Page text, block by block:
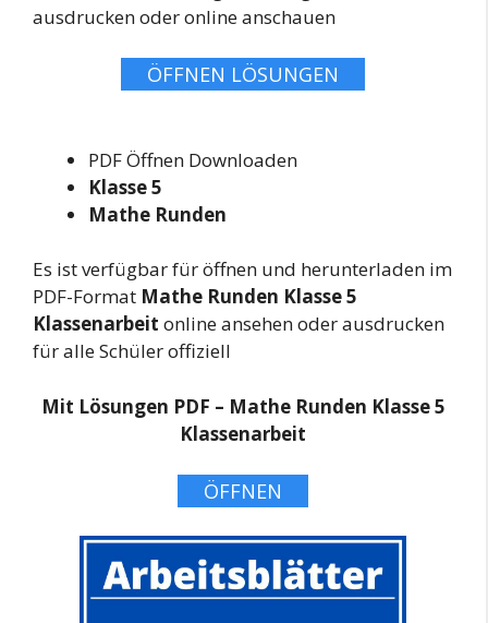
ausdrucken oder online anschauen
ÖFFNEN LÖSUNGEN
PDF Öffnen Downloaden
Klasse 5
Mathe Runden
Es ist verfügbar für öffnen und herunterladen im
PDF-Format Mathe Runden Klasse 5
Klassenarbeit online ansehen oder ausdrucken
für alle Schüler offiziell
Mit Lösungen PDF – Mathe Runden Klasse 5
Klassenarbeit
ÖFFNEN